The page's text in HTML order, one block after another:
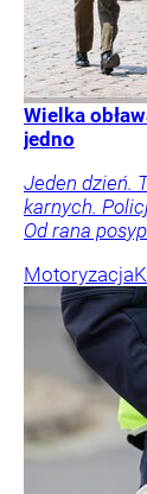
Wielka
jedno
Jeden dzień.
karnych.
Od rana
Motoryzacja